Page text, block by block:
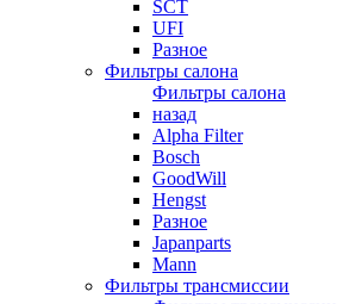
SCT
UFI
Разное
Фильтры салона
Фильтры салона
назад
Alpha Filter
Bosch
GoodWill
Hengst
Разное
Japanparts
Mann
Фильтры трансмиссии